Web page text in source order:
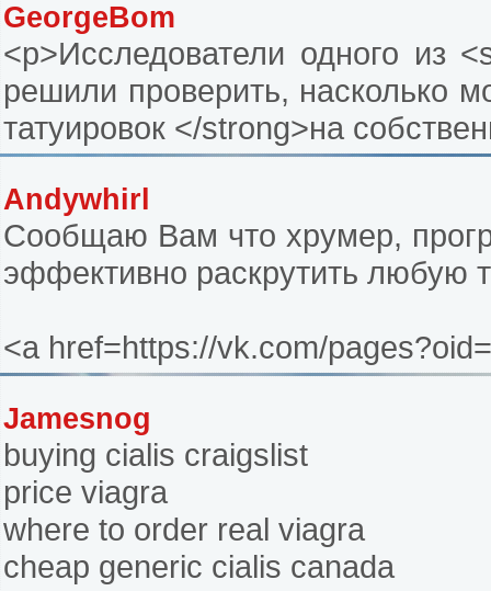
GeorgeBom
<p>Исследователи одного из
решили проверить, насколько
татуировок </strong>на
Andywhirl
Сообщаю Вам что хрумер,
эффективно раскрутить любую
<a href=https://vk.com/
Jamesnog
buying cialis craigslist
price viagra
where to order real viagra
cheap generic cialis canada